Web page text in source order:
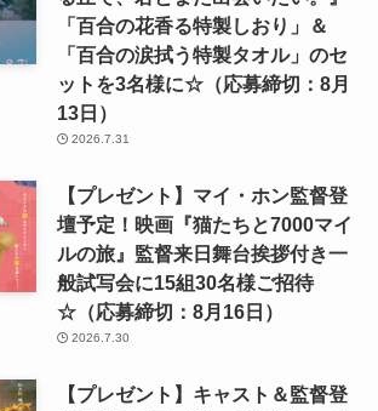
「百合の花香る特製しおり」＆
「百合の涙拭う特製タオル」のセ
ットを3名様に☆（応募締切：8月
13日）
2026.7.31
【プレゼント】マイ・ホン監督登
壇予定！映画『猫たちと7000マイ
ルの旅』監督来日舞台挨拶付き一
般試写会に15組30名様ご招待
☆（応募締切：8月16日）
2026.7.30
【プレゼント】キャスト＆監督登